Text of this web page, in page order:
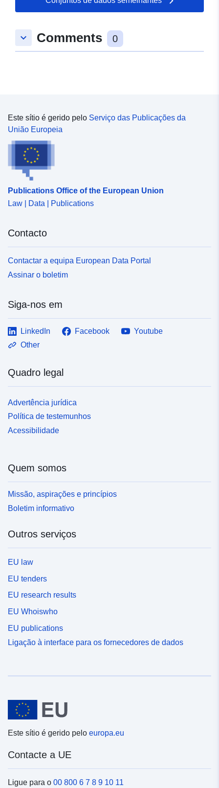
keyboard_arrow_down Comments 0
Este sítio é gerido pelo Serviço das Publicações da
União Europeia
Publications Office of the European Union
Law | Data | Publications
Contacto
Contactar a equipa European Data Portal
Assinar o boletim
Siga-nos em
LinkedIn Facebook
Youtube
Other
Quadro legal
Advertência jurídica
Política de testemunhos
Acessibilidade
Quem somos
Missão, aspirações e princípios
Boletim informativo
Outros serviços
EU law
EU tenders
EU research results
EU Whoiswho
EU publications
Ligação à interface para os fornecedores de dados
Este sítio é gerido pelo europa.eu
Contacte a UE
Ligue para o 00 800 6 7 8 9 10 11